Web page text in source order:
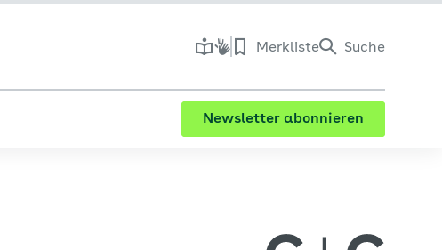
Merkliste Suche
Newsletter abonnieren